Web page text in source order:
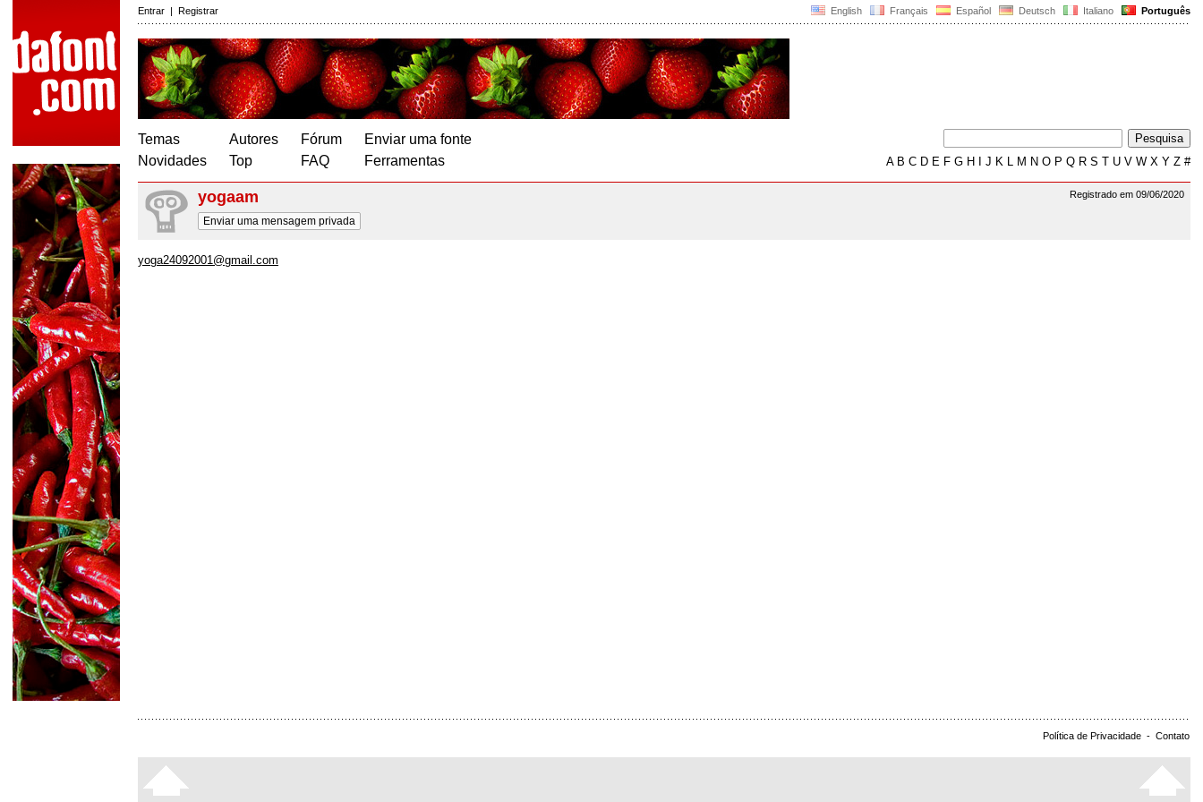
English Français Español Deutsch Italiano Português
Entrar | Registrar
Temas
Novidades
Autores
Top
Fórum
FAQ
Enviar uma fonte
Ferramentas
AB C D E F G H J K L M N O P Q R S T U V W X Y Z #
Registrado em 09/06/2020
yogaam
Enviar uma mensagem privada
yoga24092001@gmail.com
Política de Privacidade - Contato